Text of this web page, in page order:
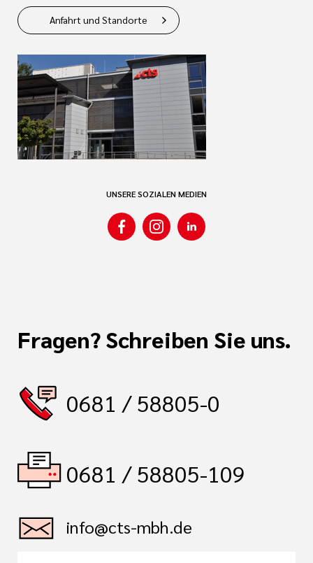
Anfahrt und Standorte
UNSERE SOZIALEN MEDIEN
Fragen? Schreiben Sie uns.
0681 / 58805-0
0681 / 58805-109
info@cts-mbh.de